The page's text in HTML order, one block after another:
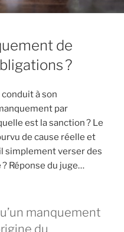
de
?
conduit à son
par
est la sanction ? Le
de cause réelle et
simplement verser des
Réponse du juge…
manquement
du